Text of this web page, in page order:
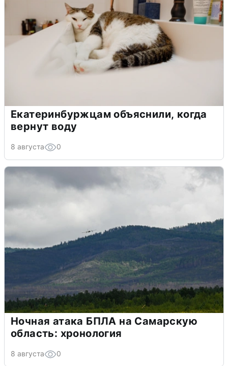
Екатеринбуржцам объяснили, когда
вернут воду
8 августа 0
Ночная атака БПЛА на Самарскую
область: хронология
8 августа 0